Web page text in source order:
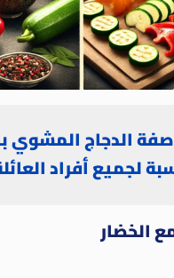
الدجاج المشوي
لجميع أفراد
الخضار